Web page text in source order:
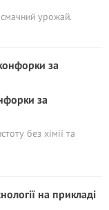
урожай.
за
без хімії та